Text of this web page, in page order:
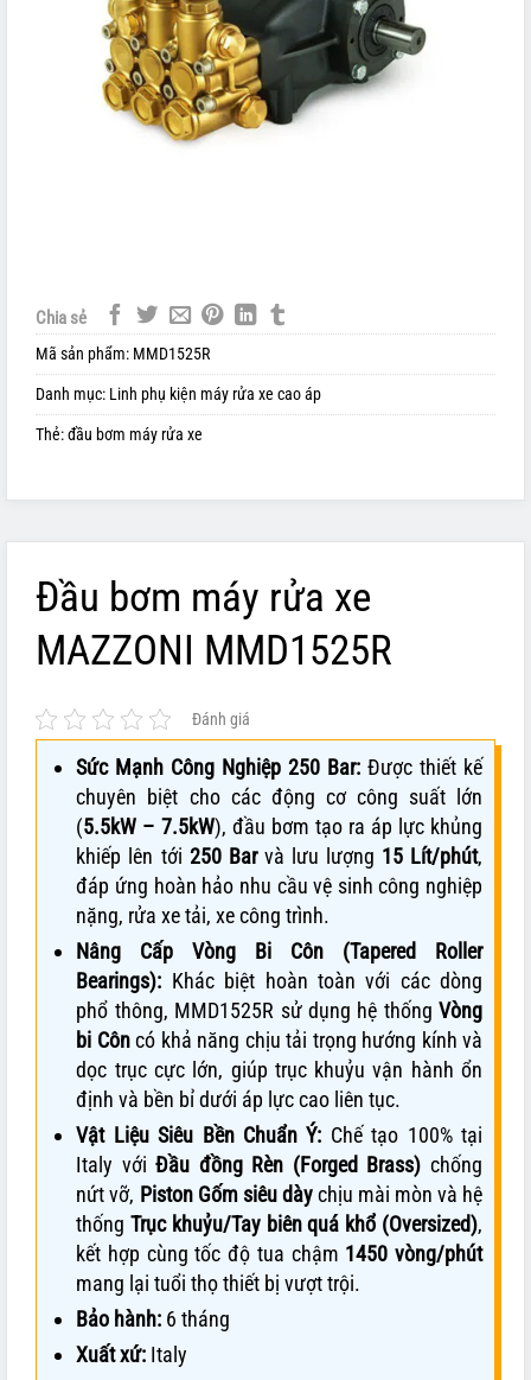
Chia sẻ
Mã sản phẩm: MMD1525R
Danh mục: Linh phụ kiện máy rửa xe cao áp
Thẻ:đầu bơm máy rửa xe
Đầu bơm máy rửa xe
MAZZONI MMD1525R
Đánh giá
Sức Mạnh Công Nghiệp 250 Bar: Được thiết kế
chuyên biệt cho các động cơ công suất lớn
(5.5kW – 7.5kW), đầu bơm tạo ra áp lực khủng
khiếp lên tới 250 Barvà lưu lượng 15 Lít/phút,
đáp ứng hoàn hảo nhu cầu vệ sinh công nghiệp
nặng, rửa xe tải, xe công trình.
Nâng Cấp Vòng Bi Côn (Tapered Roller
Bearings): Khác biệt hoàn toàn với các dòng
phổ thông, MMD1525R sử dụng hệ thống Vòng
bi Côncó khả năng chịu tải trọng hướng kính và
dọc trục cực lớn, giúp trục khuỷu vận hành ổn
định và bền bỉ dưới áp lực cao liên tục.
Vật Liệu Siêu Bền Chuẩn Ý: Chế tạo 100% tại
Italy vớiĐầu đồng Rèn (Forged Brass) chống
nứt vỡ, Piston Gốm siêu dàychịu mài mòn và hệ
thốngTrục khuỷu/Tay biên quá khổ (Oversized),
kết hợp cùng tốc độ tua chậm 1450 vòng/phút
mang lại tuổi thọ thiết bị vượt trội.
Bảo hành: 6 tháng
Xuất xứ: Italy